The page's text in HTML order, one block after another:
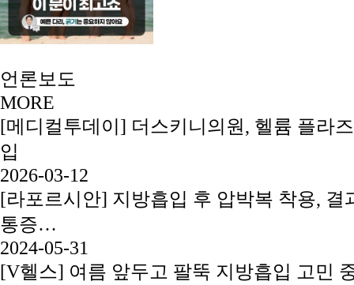
언론보도
MORE
[메디컬투데이] 더스키니의원, 헬륨 플라
입
2026-03-12
[라포르시안] 지방흡입 후 압박복 착용, 결
통증…
2024-05-31
[V헬스] 여름 앞두고 팔뚝 지방흡입 고민